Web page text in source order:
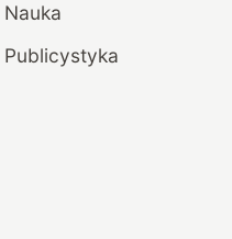
Nauka
Publicystyka